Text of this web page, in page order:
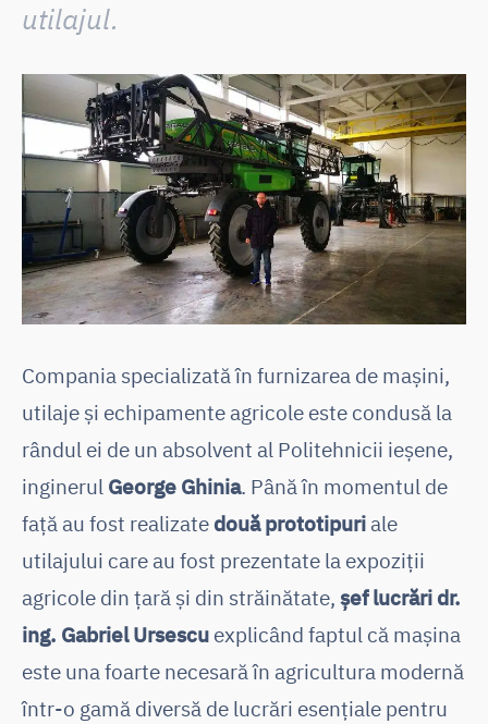
utilajul.
Compania specializată în furnizarea de mașini,
utilaje și echipamente agricole este condusă la
rândul ei de un absolvent al Politehnicii ieșene,
inginerul George Ghinia. Până în momentul de
față au fost realizate două prototipuri ale
utilajului care au fost prezentate la expoziții
agricole din țară și din străinătate, șef lucrări dr.
ing. Gabriel Ursescu explicând faptul că mașina
este una foarte necesară în agricultura modernă
într-o gamă diversă de lucrări esențiale pentru